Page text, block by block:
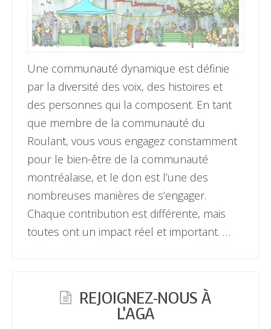
Une communauté dynamique est définie
par la diversité des voix, des histoires et
des personnes qui la composent. En tant
que membre de la communauté du
Roulant, vous vous engagez constamment
pour le bien-être de la communauté
montréalaise, et le don est l’une des
nombreuses manières de s’engager.
Chaque contribution est différente, mais
toutes ont un impact réel et important. …
REJOIGNEZ-NOUS À
L’AGA